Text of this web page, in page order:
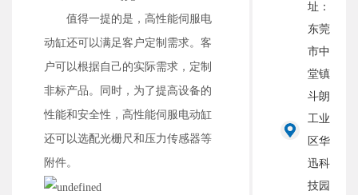
值得一提的是，高性能伺服电
动缸还可以满足客户定制需求。客
户可以根据自己的实际需求，定制
非标产品。同时，为了提高设备的
性能和安全性，高性能伺服电动缸
还可以选配光栅尺和压力传感器等
附件。
址：
东莞
市中
堂镇
斗朗
工业
区华
迅科
技园